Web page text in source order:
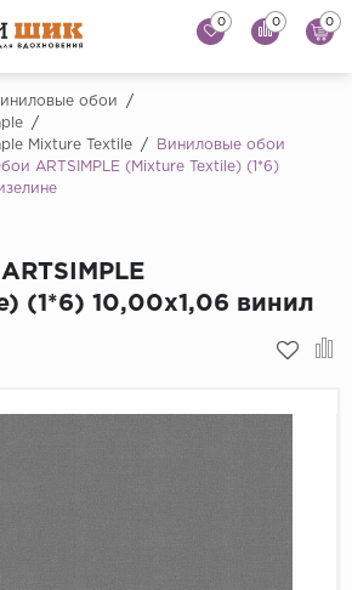
...
AS Creation
Bernardo
Decori Decori
0 0 0
обои
/
/
Mixture Textile
/
Виниловые обои
ARTSIMPLE (Mixture Textile) (1*6)
(1*6) 10,00x1,06 винил